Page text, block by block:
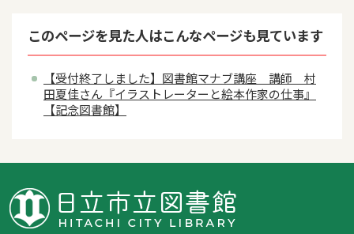
このページを見た人はこんなページも見ています
【受付終了しました】図書館マナブ講座 講師 村
田夏佳さん『イラストレーターと絵本作家の仕事』
【記念図書館】